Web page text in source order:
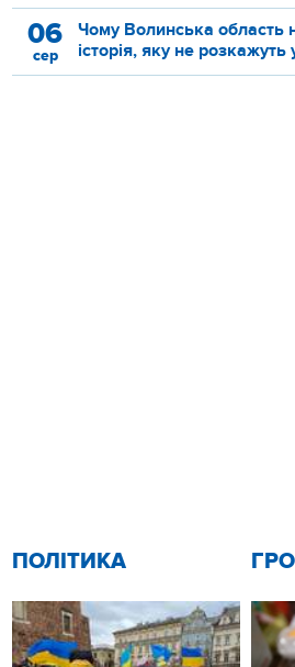
06
сер
Чому Волинська область
історія, яку не розкажуть
ПОЛІТИКА